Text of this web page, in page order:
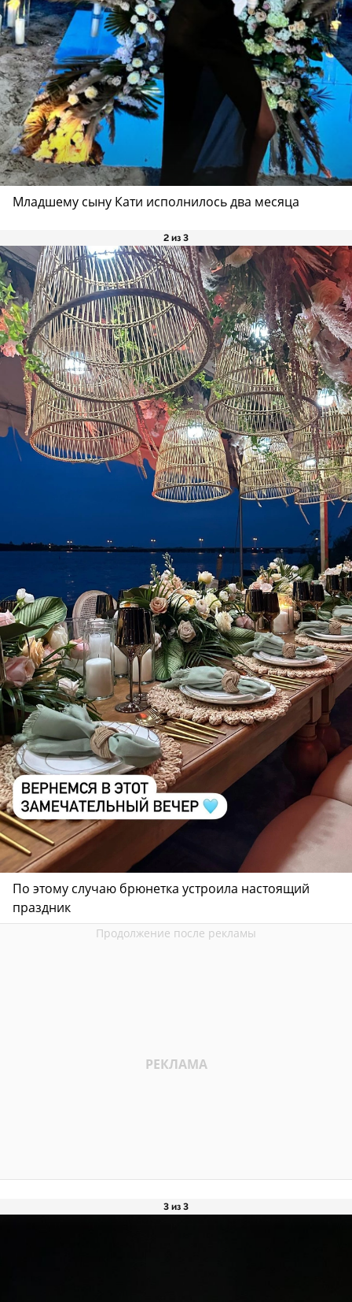
Младшему сыну Кати исполнилось два месяца
2 из 3
По этому случаю брюнетка устроила настоящий
праздник
3 из 3